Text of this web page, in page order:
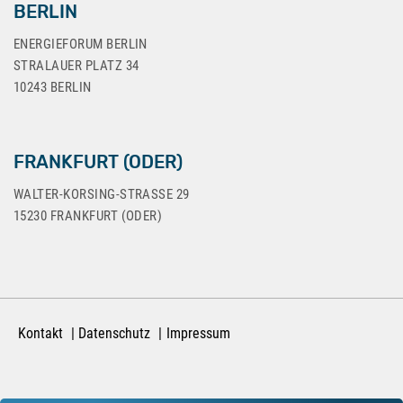
BERLIN
ENERGIEFORUM BERLIN
STRALAUER PLATZ 34
10243 BERLIN
FRANKFURT (ODER)
WALTER-KORSING-STRASSE 29
15230 FRANKFURT (ODER)
Kontakt Datenschutz Impressum